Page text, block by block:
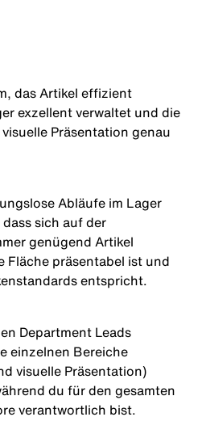
das Artikel effizient
exzellent verwaltet und die
Präsentation genau
Abläufe im Lager
sich auf der
genügend Artikel
Fläche präsentabel ist und
entspricht.
Department Leads
einzelnen Bereiche
visuelle Präsentation)
du für den gesamten
verantwortlich bist.